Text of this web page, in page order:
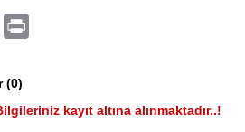
Email
(0)
kayıt altına alınmaktadır..!